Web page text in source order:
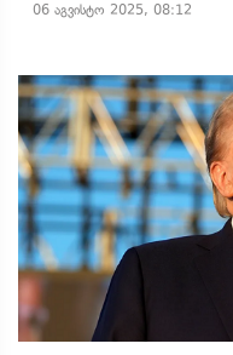
06 აგვისტო 2025, 08:12